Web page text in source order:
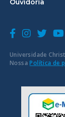
Universidade
NossaPolítica de
Ouvidoria